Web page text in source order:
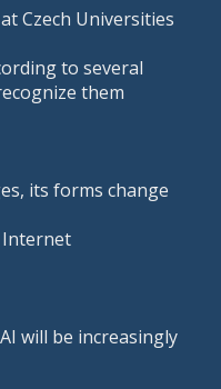
Czech Universities
to several
them
its forms change
Internet
will be increasingly